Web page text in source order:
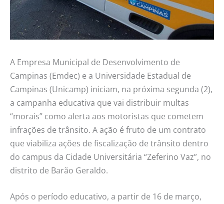
A Empresa Municipal de Desenvolvimento de
Campinas (Emdec) e a Universidade Estadual de
Campinas (Unicamp) iniciam, na próxima segunda (2),
a campanha educativa que vai distribuir multas
“morais” como alerta aos motoristas que cometem
infrações de trânsito. A ação é fruto de um contrato
que viabiliza ações de fiscalização de trânsito dentro
do campus da Cidade Universitária “Zeferino Vaz”, no
distrito de Barão Geraldo.
Após o período educativo, a partir de 16 de março,